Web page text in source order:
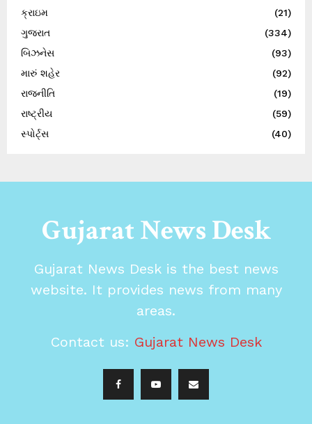
ક્રાઇમ
(21)
ગુજરાત
(334)
બિઝનેસ
(93)
મારું શહેર
(92)
રાજનીતિ
(19)
રાષ્ટ્રીય
(59)
સ્પોર્ટ્સ
(40)
Gujarat News Desk
Gujarat News Desk is the best news
website. It provides news from many
areas.
Contact us: Gujarat News Desk